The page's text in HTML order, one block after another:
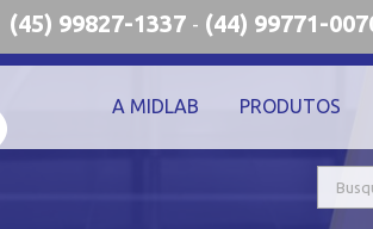
(45) 99827-1337 - (44) 99771-
A MIDLAB PRODUTOS